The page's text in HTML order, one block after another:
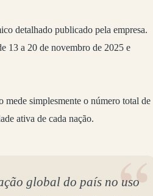
detalhado publicado pela empresa.
13 a 20 de novembro de 2025 e
simplesmente o número total de
ativa de cada nação.
global do país no uso